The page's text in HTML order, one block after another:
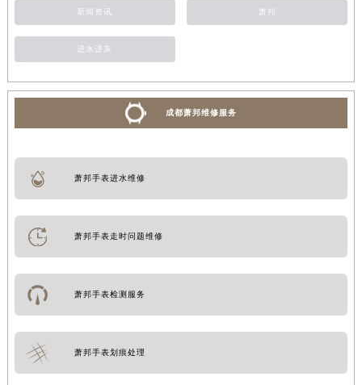
新闻资讯 萧邦
进水进灰
成都萧邦维修服务
萧邦手表进水维修
萧邦手表走时问题维修
萧邦手表检测服务
萧邦手表划痕处理